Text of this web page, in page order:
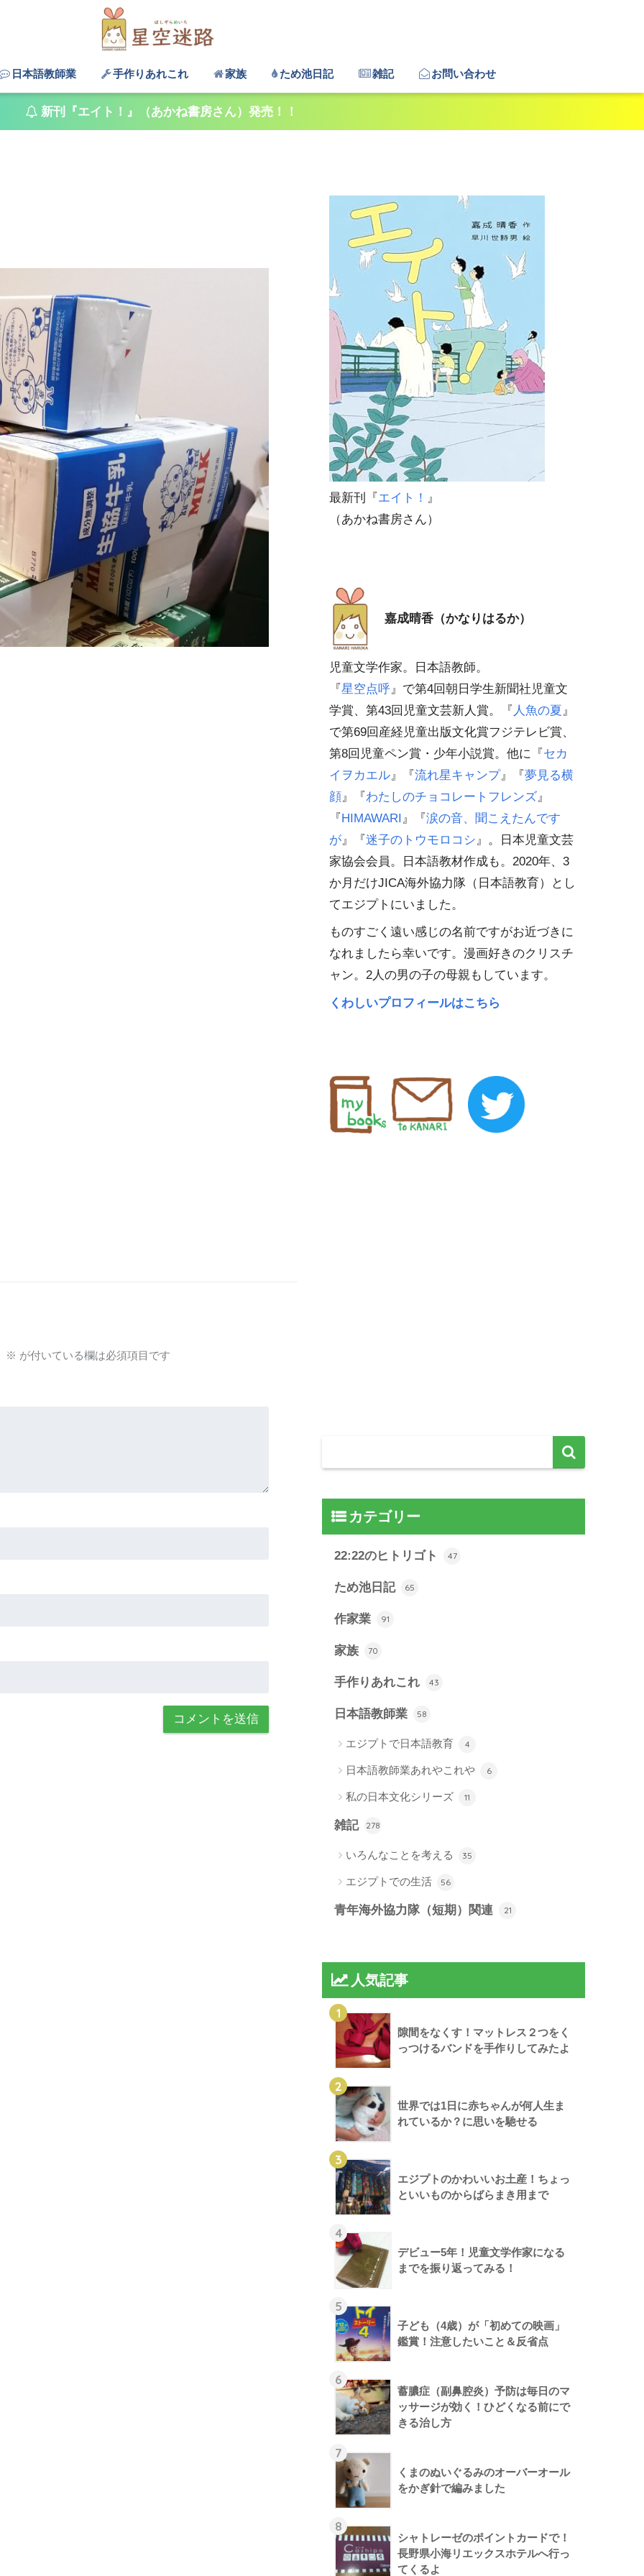
日本語教師業 手作りあれこれ 家族 ため池日記 雑記 お問い合わせ
新刊『エイト！』（あかね書房さん）発売！！
※ が付いている欄は必須項目です
最新刊『エイト！ 』
（あかね書房さん）
嘉成晴香（かなりはるか）
児童文学作家。日本語教師。
『星空点呼』で第4回朝日学生新聞社児童文
学賞、第43回児童文芸新人賞。『 人魚の夏』
で第69回産経児童出版文化賞フジテレビ賞、
第8回児童ペン賞・少年小説賞。他に『セカ
イヲカエル』『流れ星キャンプ』『夢見る横
顔』『わたしのチョコレートフレンズ』
『HIMAWARI』『涙の音、聞こえたんです
が』『迷子のトウモロコシ』。日本児童文芸
家協会会員。日本語教材作成も。2020年、3
か月だけJICA海外協力隊（日本語教育）とし
てエジプトにいました。
ものすごく遠い感じの名前ですがお近づきに
なれましたら幸いです。漫画好きのクリスチ
ャン。2人の男の子の母親もしています。
くわしいプロフィールはこちら
カテゴリー
22:22のヒトリゴト 47
ため池日記 65
作家業 91
家族 70
手作りあれこれ 43
日本語教師業 58
エジプトで日本語教育 4
日本語教師業あれやこれや 6
私の日本文化シリーズ 11
雑記 278
いろんなことを考える 35
エジプトでの生活 56
青年海外協力隊（短期）関連 21
人気記事
1
隙間をなくす！マットレス２つをく
っつけるバンドを手作りしてみたよ
2
世界では1日に赤ちゃんが何人生ま
れているか？に思いを馳せる
3
エジプトのかわいいお土産！ちょっ
といいものからばらまき用まで
4
デビュー5年！児童文学作家になる
までを振り返ってみる！
5
子ども（4歳）が「初めての映画」
鑑賞！注意したいこと＆反省点
6
蓄膿症（副鼻腔炎）予防は毎日のマ
ッサージが効く！ひどくなる前にで
きる治し方
7
くまのぬいぐるみのオーバーオール
をかぎ針で編みました
8
シャトレーゼのポイントカードで！
長野県小海リエックスホテルへ行っ
てくるよ